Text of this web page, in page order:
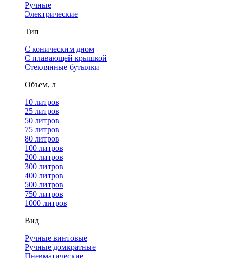
Ручные
Электрические
Тип
С коническим дном
С плавающей крышкой
Стеклянные бутылки
Объем, л
10 литров
25 литров
50 литров
75 литров
80 литров
100 литров
200 литров
300 литров
400 литров
500 литров
750 литров
1000 литров
Вид
Ручные винтовые
Ручные домкратные
Пневматические